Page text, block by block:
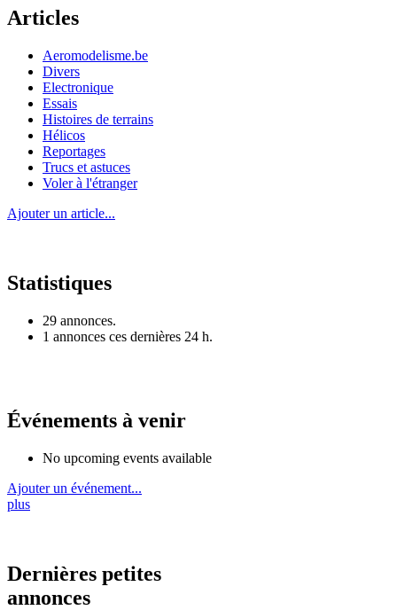
Articles
Aeromodelisme.be
Divers
Electronique
Essais
Histoires de terrains
Hélicos
Reportages
Trucs et astuces
Voler à l'étranger
Ajouter un article...
Statistiques
29 annonces.
1 annonces ces dernières 24 h.
Événements à venir
No upcoming events available
Ajouter un événement...
plus
Dernières petites
annonces